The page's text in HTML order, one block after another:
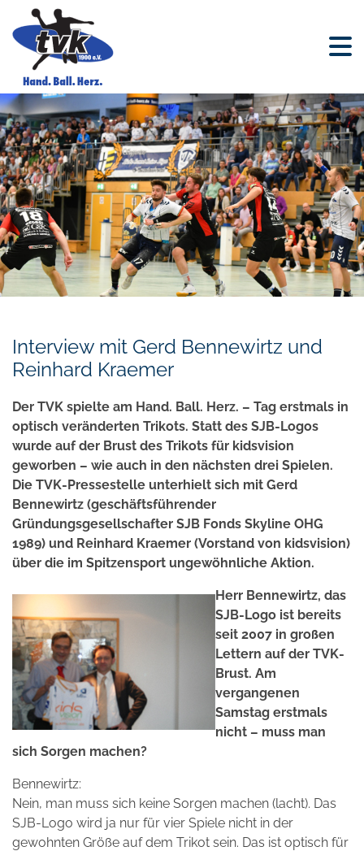
Interview mit Gerd Bennewirtz und
Reinhard Kraemer
Der TVK spielte am Hand. Ball. Herz. – Tag erstmals in
optisch veränderten Trikots. Statt des SJB-Logos
wurde auf der Brust des Trikots für kidsvision
geworben – wie auch in den nächsten drei Spielen.
Die TVK-Pressestelle unterhielt sich mit Gerd
Bennewirtz (geschäftsführender
Gründungsgesellschafter SJB Fonds Skyline OHG
1989) und Reinhard Kraemer (Vorstand von kidsvision)
über die im Spitzensport ungewöhnliche Aktion.
Herr Bennewirtz, das
SJB-Logo ist bereits
seit 2007 in großen
Lettern auf der TVK-
Brust. Am
vergangenen
Samstag erstmals
nicht – muss man
sich Sorgen machen?
Bennewirtz:
Nein, man muss sich keine Sorgen machen (lacht). Das
SJB-Logo wird ja nur für vier Spiele nicht in der
gewohnten Größe auf dem Trikot sein. Das ist optisch für